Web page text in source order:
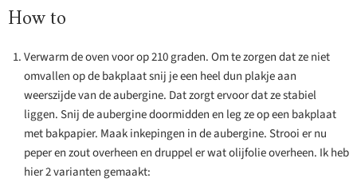
How to
Verwarm de oven voor op 210 graden. Om te zorgen dat ze niet
omvallen op de bakplaat snij je een heel dun plakje aan
weerszijde van de aubergine. Dat zorgt ervoor dat ze stabiel
liggen. Snij de aubergine doormidden en leg ze op een bakplaat
met bakpapier. Maak inkepingen in de aubergine. Strooi er nu
peper en zout overheen en druppel er wat olijfolie overheen. Ik heb
hier 2 varianten gemaakt: